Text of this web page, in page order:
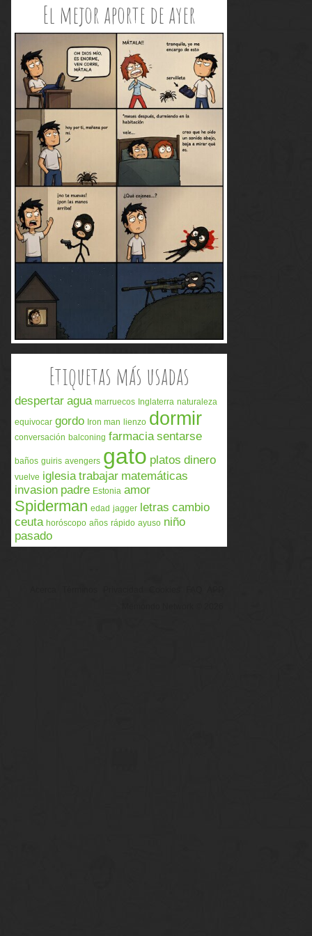
El mejor aporte de ayer
Etiquetas más usadas
despertar agua marruecos Inglaterra naturaleza
equivocar gordo Iron man lienzo dormir
conversación balconing farmacia sentarse
baños guiris avengers gato platos dinero
vuelve iglesia trabajar matemáticas
invasion padre Estonia amor
Spiderman edad jagger letras cambio
ceuta horóscopo años rápido ayuso niño
pasado